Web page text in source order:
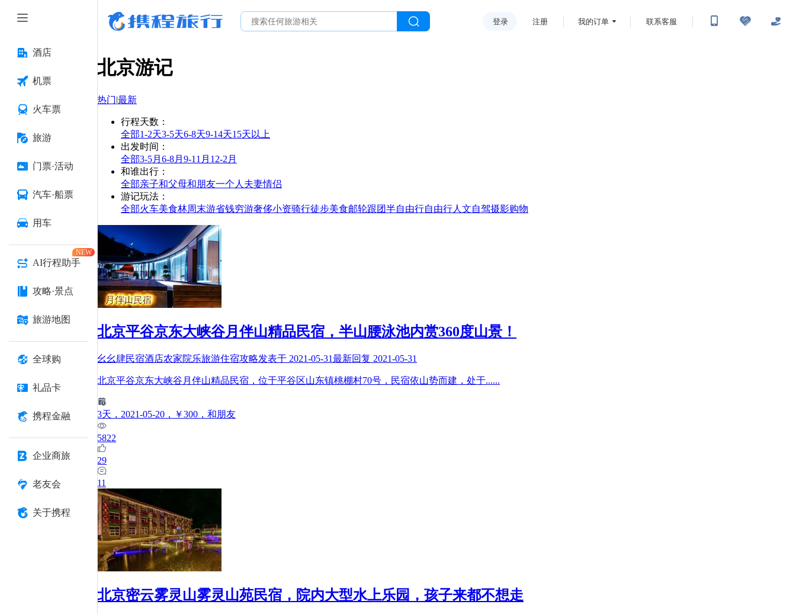
酒店
机票
火车票
旅游
门票·活动
汽车·船票
用车
AI行程助手
NEW
攻略·景点
旅游地图
全球购
礼品卡
携程金融
企业商旅
老友会
关于携程
登录 注册 我的订单 联系客服
北京游记
热门|最新
行程天数 ：
全部1-2天3-5天6-8天9-14天15天以上
出发时间 ：
全部3-5月 6-8月 9-11月 12-2月
和谁出行 ：
全部亲子和父母和朋友一个人 夫妻情侣
游记玩法 ：
全部火车美食林周末游省钱穷游奢侈小资骑行徒步美食邮轮跟团半自由行自由行人文自驾摄影购物
北京平谷京东大峡谷月伴山精品民宿，半山腰泳池内赏360度山景！
幺幺肆民宿酒店农家院乐旅游住宿攻略发表于 2021-05-31最新回复 2021-05-31
北京平谷京东大峡谷月伴山精品民宿，位于平谷区山东镇桃棚村70号，民宿依山势而建，处于......
3天 ，2021-05-20 ，￥300 ，和朋友
5822
29
11
北京密云雾灵山雾灵山苑民宿，院内大型水上乐园，孩子来都不想走